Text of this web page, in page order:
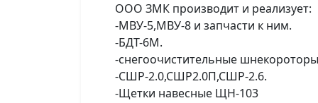
ООО ЗМК производит и реализует:
-МВУ-5,МВУ-8 и запчасти к ним.
-БДТ-6М.
-снегоочистительные
-СШР-2.0,СШР2.0П,СШР-2.6.
-Щетки навесные ЩН-103